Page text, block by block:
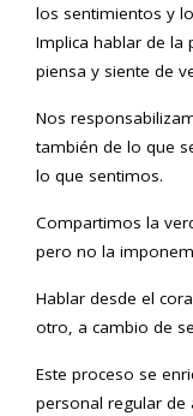
los sentimientos y
Implica hablar de la
piensa y siente de
Nos
también de lo que
lo que sentimos.
Compartimos la
pero no la
Hablar desde el
otro, a cambio de
Este proceso se
personal regular de